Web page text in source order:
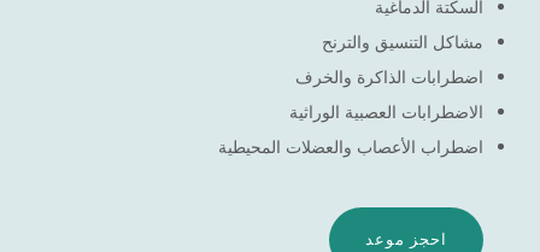
السكتة الدماغية
مشاكل التنسيق والترنح
اضطرابات الذاكرة والخرف
الاضطرابات العصبية الوراثية
اضطراب الأعصاب والعضلات المحيطية
احجز موعد